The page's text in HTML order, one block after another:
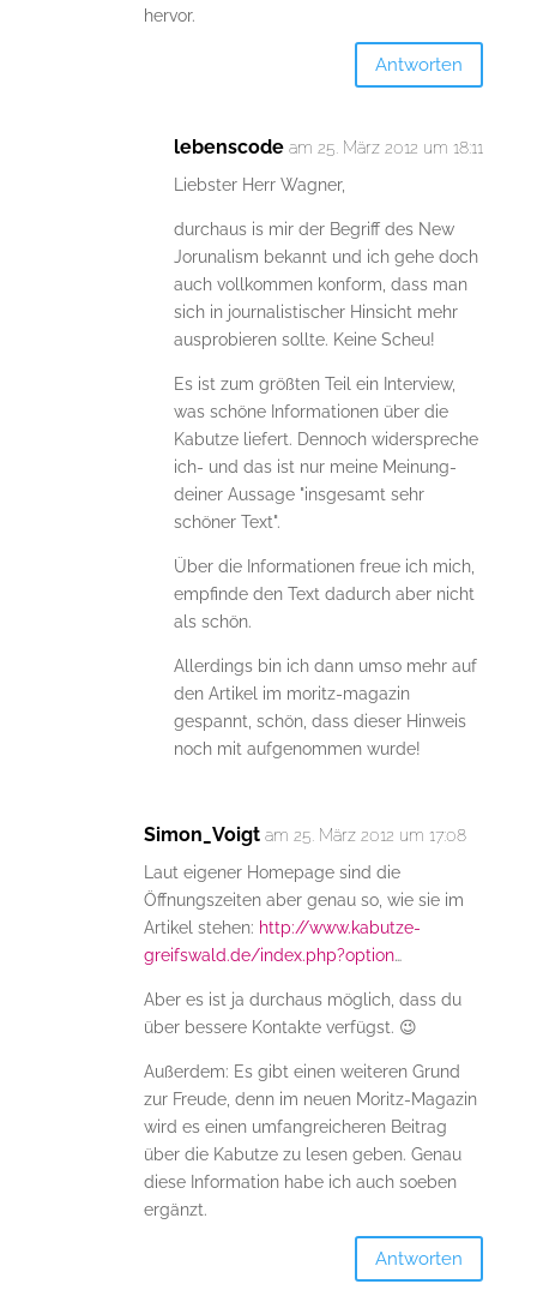
hervor.
Antworten
lebenscode am 25. März 2012 um 18:11
Liebster Herr Wagner,
durchaus is mir der Begriff des New
Jorunalism bekannt und ich gehe doch
auch vollkommen konform, dass man
sich in journalistischer Hinsicht mehr
ausprobieren sollte. Keine Scheu!
Es ist zum größten Teil ein Interview,
was schöne Informationen über die
Kabutze liefert. Dennoch widerspreche
ich- und das ist nur meine Meinung-
deiner Aussage "insgesamt sehr
schöner Text".
Über die Informationen freue ich mich,
empfinde den Text dadurch aber nicht
als schön.
Allerdings bin ich dann umso mehr auf
den Artikel im moritz-magazin
gespannt, schön, dass dieser Hinweis
noch mit aufgenommen wurde!
Simon_Voigt am 25. März 2012 um 17:08
Laut eigener Homepage sind die
Öffnungszeiten aber genau so, wie sie im
Artikel stehen: http://www.kabutze-
greifswald.de/index.php?option…
Aber es ist ja durchaus möglich, dass du
über bessere Kontakte verfügst. 😉
Außerdem: Es gibt einen weiteren Grund
zur Freude, denn im neuen Moritz-Magazin
wird es einen umfangreicheren Beitrag
über die Kabutze zu lesen geben. Genau
diese Information habe ich auch soeben
ergänzt.
Antworten